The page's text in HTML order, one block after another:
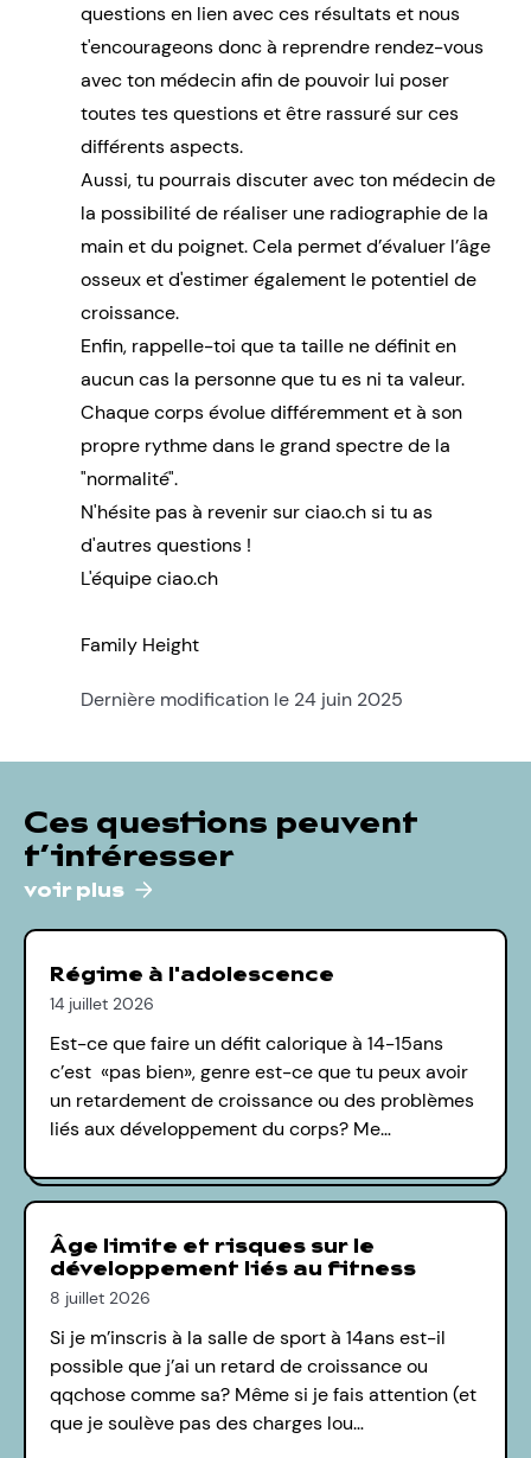
questions en lien avec ces résultats et nous
t'encourageons donc à reprendre rendez-vous
avec ton médecin afin de pouvoir lui poser
toutes tes questions et être rassuré sur ces
différents aspects.
Aussi, tu pourrais discuter avec ton médecin de
la possibilité de réaliser une radiographie de la
main et du poignet. Cela permet d’évaluer l’âge
osseux et d'estimer également le potentiel de
croissance.
Enfin, rappelle-toi que ta taille ne définit en
aucun cas la personne que tu es ni ta valeur.
Chaque corps évolue différemment et à son
propre rythme dans le grand spectre de la
"normalité".
N'hésite pas à revenir sur ciao.ch si tu as
d'autres questions !
L'équipe ciao.ch
Family Height
Dernière modification le 24 juin 2025
Ces questions peuvent
t’intéresser
voir plus
Régime à l'adolescence
14 juillet 2026
Est-ce que faire un défit calorique à 14-15ans
c’est «pas bien», genre est-ce que tu peux avoir
un retardement de croissance ou des problèmes
liés aux développement du corps? Me…
Âge limite et risques sur le
développement liés au fitness
8 juillet 2026
Si je m’inscris à la salle de sport à 14ans est-il
possible que j’ai un retard de croissance ou
qqchose comme sa? Même si je fais attention (et
que je soulève pas des charges lou…